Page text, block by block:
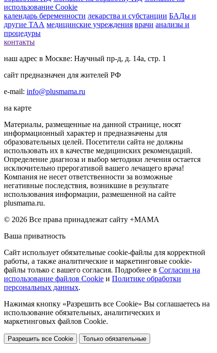
использование Cookie
календарь беременности лекарства и субстанции БАДы и
другие ТАА медицинские учреждения врачи анализы и
процедуры
контакты
наш адрес в Москве: Научный пр-д, д. 14а, стр. 1
сайт предназначен для жителей РФ
e-mail: info@plusmama.ru
на карте
Материалы, размещенные на данной странице, носят
информационный характер и предназначены для
образовательных целей. Посетители сайта не должны
использовать их в качестве медицинских рекомендаций.
Определение диагноза и выбор методики лечения остается
исключительно прерогативой вашего лечащего врача!
Компания не несет ответственности за возможные
негативные последствия, возникшие в результате
использования информации, размешенной на сайте
plusmama.ru.
© 2026 Все права принадлежат сайту +МАМА
Ваша приватность
Сайт использует обязательные cookie-файлы для корректной
работы, а также аналитические и маркетинговые cookie-
файлы только с вашего согласия. Подробнее в Согласии на
использование файлов Cookie и Политике обработки
персональных данных.
Нажимая кнопку «Разрешить все Cookie» Вы соглашаетесь на
использование обязательных, аналитических и
маркетинговых файлов Cookie.
Разрешить все Cookie Только обязательные